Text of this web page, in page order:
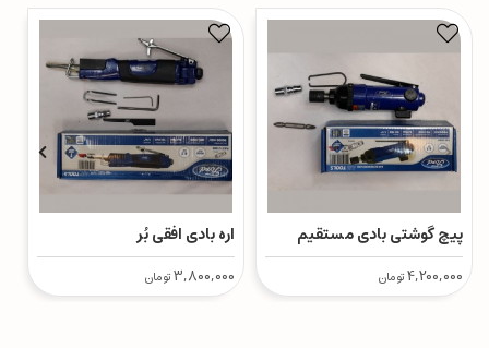
پیچ گوشتی بادی مستقیم
4,200,000تومان
اره بادی افقی بُر
3,800,000تومان